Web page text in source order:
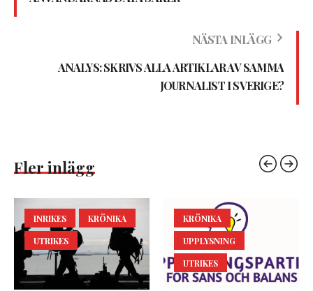
NÄSTA INLÄGG
ANALYS: SKRIVS ALLA ARTIKLAR AV SAMMA
JOURNALIST I SVERIGE?
Fler inlägg
INRIKES
KRÖNIKA
UTRIKES
KRÖNIKA
UPPLYSNING
UTRIKES